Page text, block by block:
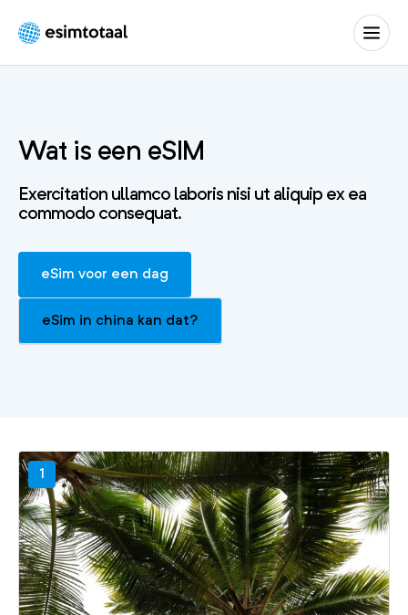
Wat is een eSIM
Exercitation ullamco laboris nisi ut aliquip ex ea
commodo consequat.
eSim voor een dag
eSim in china kan dat?
1